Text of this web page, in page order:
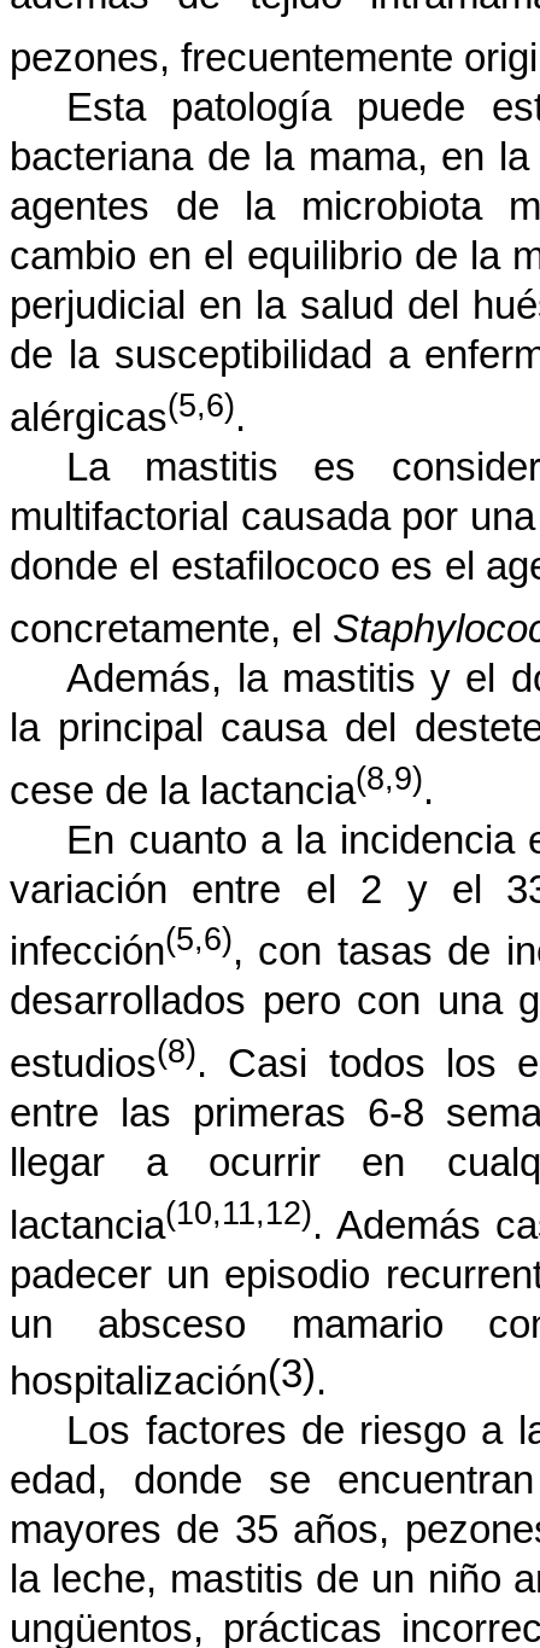
pezones, frecuentemente
Esta patología puede
bacteriana de la mama, en
agentes de la microbiota
cambio en el equilibrio de la
perjudicial en la salud del
de la susceptibilidad a
alérgicas(5,6).
La mastitis es
multifactorial causada por
donde el estafilococo es el
concretamente, el
Además, la mastitis y el
la principal causa del
cese de la lactancia(8,9).
En cuanto a la incidencia
variación entre el 2 y el
infección(5,6), con tasas de
desarrollados pero con una
estudios(8). Casi todos los
entre las primeras 6-8
llegar a ocurrir en
lactancia(10,11,12). Además
padecer un episodio
un absceso mamario
hospitalización(3).
Los factores de riesgo a
edad, donde se
mayores de 35 años,
la leche, mastitis de un niño
ungüentos, prácticas